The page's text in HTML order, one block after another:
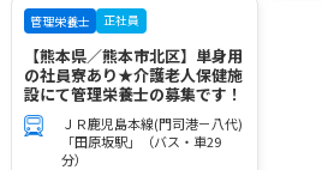
管理栄養士 正社員
【熊本県／熊本市北区】単身用
の社員寮あり★介護老人保健施
設にて管理栄養士の募集です！
ＪＲ鹿児島本線(門司港－八代)
「田原坂駅」（バス・車29
分）